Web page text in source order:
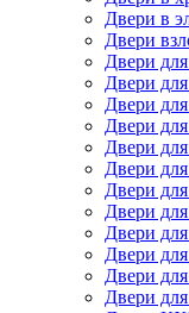
Двери в
Двери
Двери
Двери
Двери
Двери
Двери
Двери
Двери
Двери для
Двери для
Двери
Двери
Двери